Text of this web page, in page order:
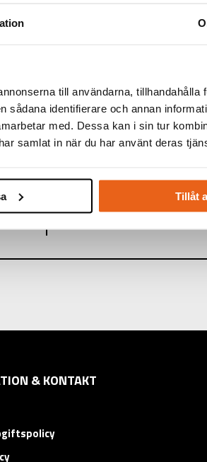
till användarna, tillhandahålla
identifierare och annan
med. Dessa kan i sin tur
samlat in när du har använt deras
Tillåt
Step Drill 6-30 mm
& KONTAKT